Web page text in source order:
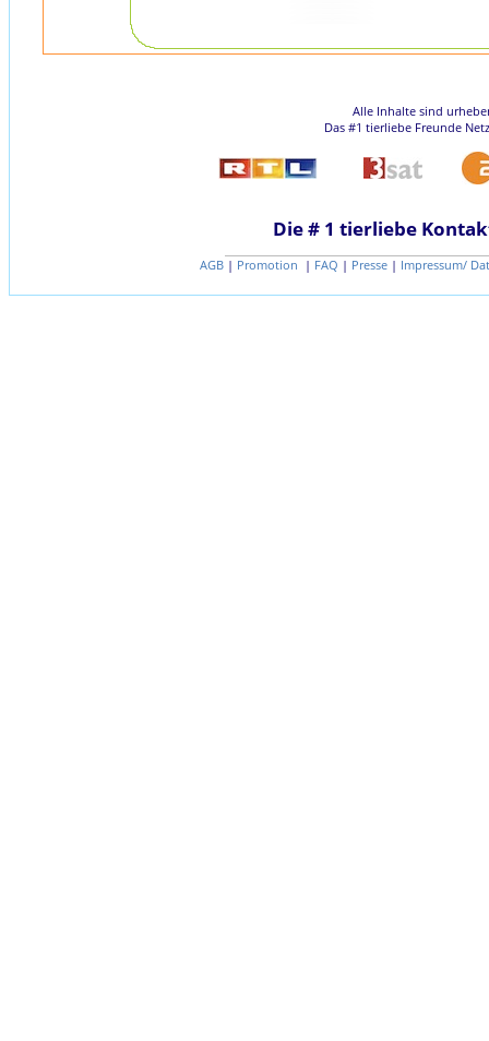
Alle Inhalte sind
Das #1 tierliebe Freunde
Die # 1 tierliebe
AGB | Promotion | FAQ | Presse | Impressum/